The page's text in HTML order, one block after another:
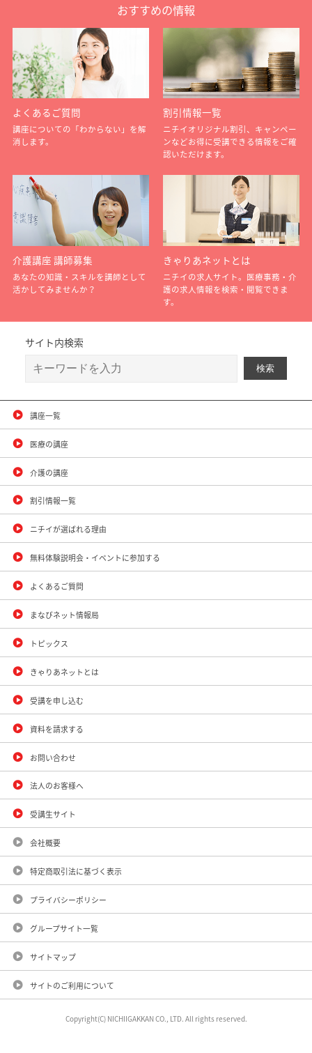
おすすめの情報
よくあるご質問
講座についての「わからない」を解
消します。
割引情報一覧
ニチイオリジナル割引、キャンペー
ンなどお得に受講できる情報をご確
認いただけます。
介護講座 講師募集
あなたの知識・スキルを講師として
活かしてみませんか？
きゃりあネットとは
ニチイの求人サイト。医療事務・介
護の求人情報を検索・閲覧できま
す。
サイト内検索
講座一覧
医療の講座
介護の講座
割引情報一覧
ニチイが選ばれる理由
無料体験説明会・イベントに参加する
よくあるご質問
まなびネット情報局
トピックス
きゃりあネットとは
受講を申し込む
資料を請求する
お問い合わせ
法人のお客様へ
受講生サイト
会社概要
特定商取引法に基づく表示
プライバシーポリシー
グループサイト一覧
サイトマップ
サイトのご利用について
Copyright(C) NICHIIGAKKAN CO., LTD. All rights reserved.